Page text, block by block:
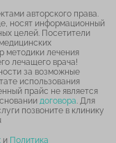
авторского права.
носят информационный
целей. Посетители
методики лечения
лечащего врача!
за возможные
использования
прайс не является
договора. Для
позвоните в клинику
и Политика